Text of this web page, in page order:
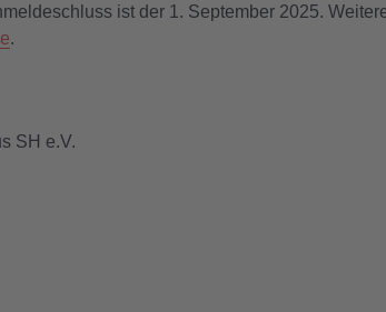
ist der 1. September 2025.
.
SH e.V.